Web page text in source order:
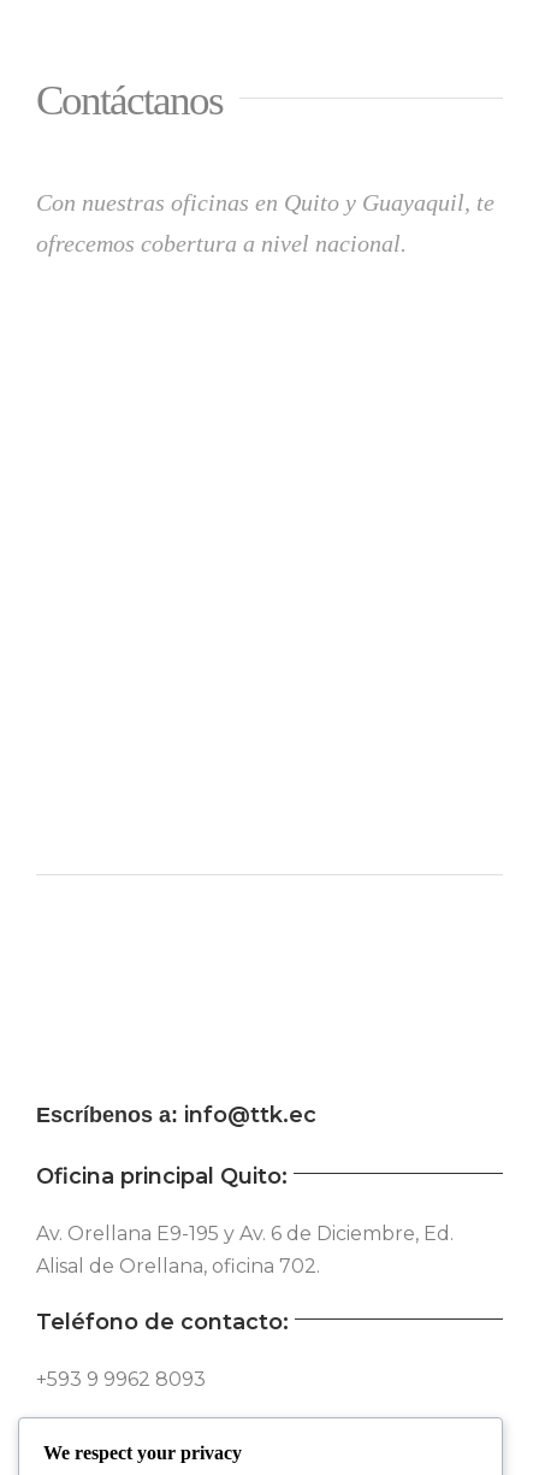
Contáctanos
Con nuestras oficinas en Quito y Guayaquil, te
ofrecemos cobertura a nivel nacional.
Escríbenos a: info@ttk.ec
Oficina principal Quito:
Av. Orellana E9-195 y Av. 6 de Diciembre, Ed.
Alisal de Orellana, oficina 702.
Teléfono de contacto:
+593 9 9962 8093
We respect your privacy